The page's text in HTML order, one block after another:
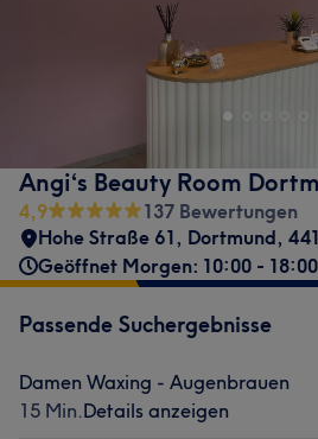
Angi‘s Beauty Room
4,9
137 Bewertungen
Hohe Straße 61, Dortmund,
Geöffnet Morgen: 10:00 - 18:00
Passende Suchergebnisse
Damen Waxing - Augenbrauen
15 Min.Details anzeigen